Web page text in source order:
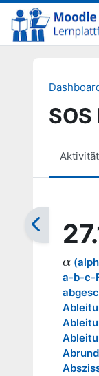
Zum Hauptinhalt
Aktivität
α
α
a-b-c-